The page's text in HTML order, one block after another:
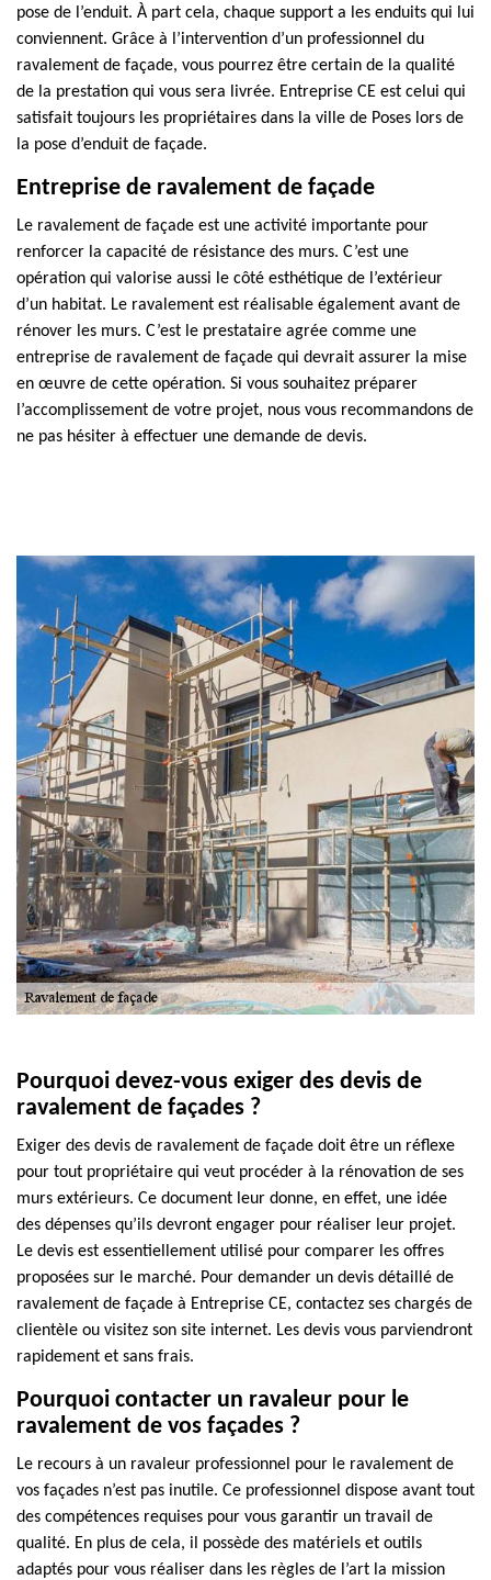
pose de l’enduit. À part cela, chaque support a les enduits qui lui
conviennent. Grâce à l’intervention d’un professionnel du
ravalement de façade, vous pourrez être certain de la qualité
de la prestation qui vous sera livrée. Entreprise CE est celui qui
satisfait toujours les propriétaires dans la ville de Poses lors de
la pose d’enduit de façade.
Entreprise de ravalement de façade
Le ravalement de façade est une activité importante pour
renforcer la capacité de résistance des murs. C’est une
opération qui valorise aussi le côté esthétique de l’extérieur
d’un habitat. Le ravalement est réalisable également avant de
rénover les murs. C’est le prestataire agrée comme une
entreprise de ravalement de façade qui devrait assurer la mise
en œuvre de cette opération. Si vous souhaitez préparer
l’accomplissement de votre projet, nous vous recommandons de
ne pas hésiter à effectuer une demande de devis.
Pourquoi devez-vous exiger des devis de
ravalement de façades ?
Exiger des devis de ravalement de façade doit être un réflexe
pour tout propriétaire qui veut procéder à la rénovation de ses
murs extérieurs. Ce document leur donne, en effet, une idée
des dépenses qu’ils devront engager pour réaliser leur projet.
Le devis est essentiellement utilisé pour comparer les offres
proposées sur le marché. Pour demander un devis détaillé de
ravalement de façade à Entreprise CE, contactez ses chargés de
clientèle ou visitez son site internet. Les devis vous parviendront
rapidement et sans frais.
Pourquoi contacter un ravaleur pour le
ravalement de vos façades ?
Le recours à un ravaleur professionnel pour le ravalement de
vos façades n’est pas inutile. Ce professionnel dispose avant tout
des compétences requises pour vous garantir un travail de
qualité. En plus de cela, il possède des matériels et outils
adaptés pour vous réaliser dans les règles de l’art la mission